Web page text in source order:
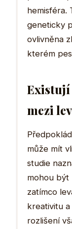
hemisféra.
geneticky
ovlivněna
kterém
Existují
mezi
může mít
studie
mohou být
zatímco
kreativitu
rozlišení